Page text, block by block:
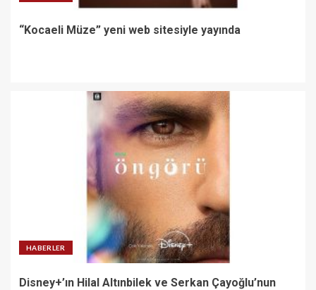
“Kocaeli Müze” yeni web sitesiyle yayında
HABERLER
Disney+’ın Hilal Altınbilek ve Serkan Çayoğlu’nun